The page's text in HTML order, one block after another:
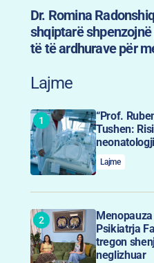
Dr. Romina
shqiptarë
të të ardhurave për
Lajme
“Prof.
Tushen:
Lajme
Psikiatrja
tregon
neglizhuar